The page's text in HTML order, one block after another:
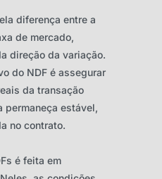
diferença entre a
de mercado,
direção da variação.
do NDF é assegurar
da transação
permaneça estável,
no contrato.
é feita em